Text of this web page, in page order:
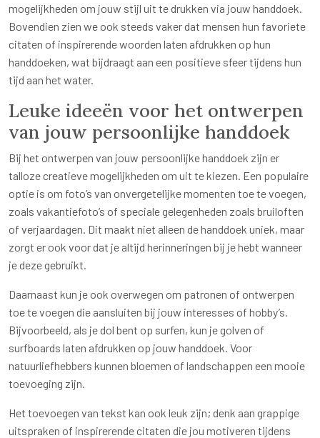
mogelijkheden om jouw stijl uit te drukken via jouw handdoek.
Bovendien zien we ook steeds vaker dat mensen hun favoriete
citaten of inspirerende woorden laten afdrukken op hun
handdoeken, wat bijdraagt aan een positieve sfeer tijdens hun
tijd aan het water.
Leuke ideeën voor het ontwerpen
van jouw persoonlijke handdoek
Bij het ontwerpen van jouw persoonlijke handdoek zijn er
talloze creatieve mogelijkheden om uit te kiezen. Een populaire
optie is om foto’s van onvergetelijke momenten toe te voegen,
zoals vakantiefoto’s of speciale gelegenheden zoals bruiloften
of verjaardagen. Dit maakt niet alleen de handdoek uniek, maar
zorgt er ook voor dat je altijd herinneringen bij je hebt wanneer
je deze gebruikt.
Daarnaast kun je ook overwegen om patronen of ontwerpen
toe te voegen die aansluiten bij jouw interesses of hobby’s.
Bijvoorbeeld, als je dol bent op surfen, kun je golven of
surfboards laten afdrukken op jouw handdoek. Voor
natuurliefhebbers kunnen bloemen of landschappen een mooie
toevoeging zijn.
Het toevoegen van tekst kan ook leuk zijn; denk aan grappige
uitspraken of inspirerende citaten die jou motiveren tijdens